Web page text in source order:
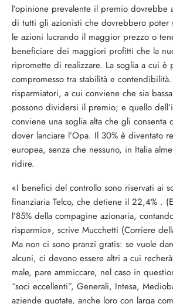
l’opinione prevalente il premio dovrebbe
di tutti gli azionisti che dovrebbero poter
le azioni lucrando il maggior prezzo o
beneficiare dei maggiori profitti che la
ripromette di realizzare. La soglia a cui è
compromesso tra stabilità e contendibilità.
risparmiatori, a cui conviene che sia
possono dividersi il premio; e quello
conviene una soglia alta che gli consenta
dover lanciare l’Opa. Il 30% è diventato
europea, senza che nessuno, in Italia
ridire.
«I benefici del controllo sono riservati ai
finanziaria Telco, che detiene il 22,4% .
l’85% della compagine azionaria,
risparmio», scrive Mucchetti (Corriere
Ma non ci sono pranzi gratis: se vuole
alcuni, ci devono essere altri a cui
male, pare ammiccare, nel caso in
“soci eccellenti”, Generali, Intesa,
aziende quotate, anche loro con larga